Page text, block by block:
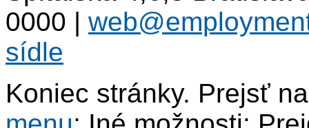
0000 |
sídle
Koniec stránky. Prejsť